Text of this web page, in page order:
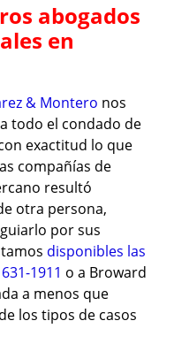
abogados
en
& Montero nos
todo el condado de
exactitud lo que
compañías de
resultó
otra persona,
por sus
disponibles las
1911 o a Broward
a menos que
los tipos de casos